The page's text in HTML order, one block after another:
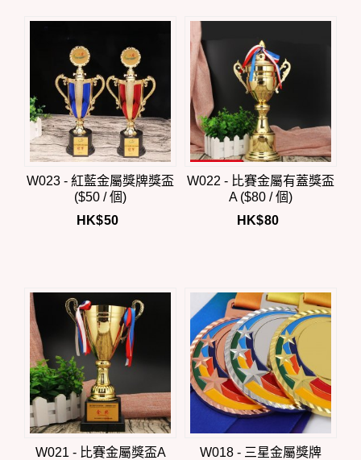
W023 - 紅藍金屬獎牌獎盃
($50 / 個)
HK$50
W022 - 比賽金屬有蓋獎盃
A ($80 / 個)
HK$80
W021 - 比賽金屬獎盃A
W018 - 三星金屬獎牌